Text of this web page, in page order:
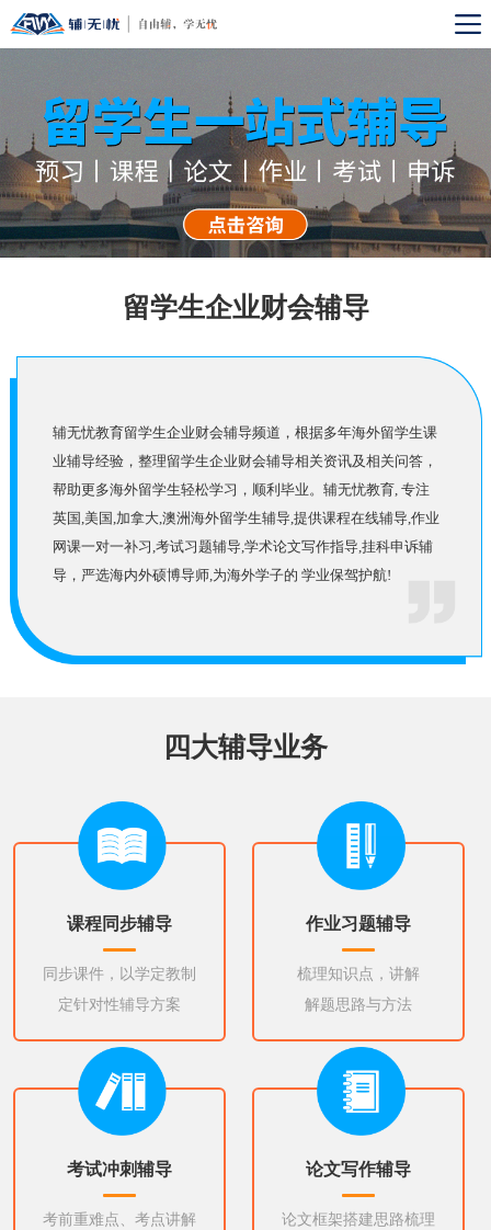
留学生企业财会辅导
辅无忧教育留学生企业财会辅导频道，根据多年海外留学生课
业辅导经验，整理留学生企业财会辅导相关资讯及相关问答，
帮助更多海外留学生轻松学习，顺利毕业。辅无忧教育, 专注
英国,美国,加拿大,澳洲海外留学生辅导,提供课程在线辅导,作业
网课一对一补习,考试习题辅导,学术论文写作指导,挂科申诉辅
导，严选海内外硕博导师,为海外学子的 学业保驾护航!
四大辅导业务
课程同步辅导
同步课件，以学定教制
定针对性辅导方案
作业习题辅导
梳理知识点，讲解
解题思路与方法
考试冲刺辅导
考前重难点、考点讲解
论文写作辅导
论文框架搭建思路梳理